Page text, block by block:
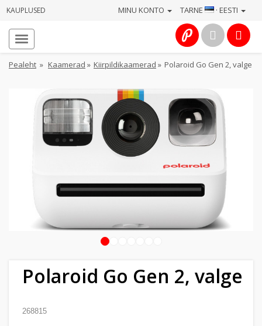
KAUPLUSED TARNE · EESTI
MINU KONTO
Pealeht » Kaamerad » Kiirpildikaamerad » Polaroid Go Gen 2, valge
1
Polaroid Go Gen 2, valge
268815
Info
Kaamerad
Fotokaubad
Kodu